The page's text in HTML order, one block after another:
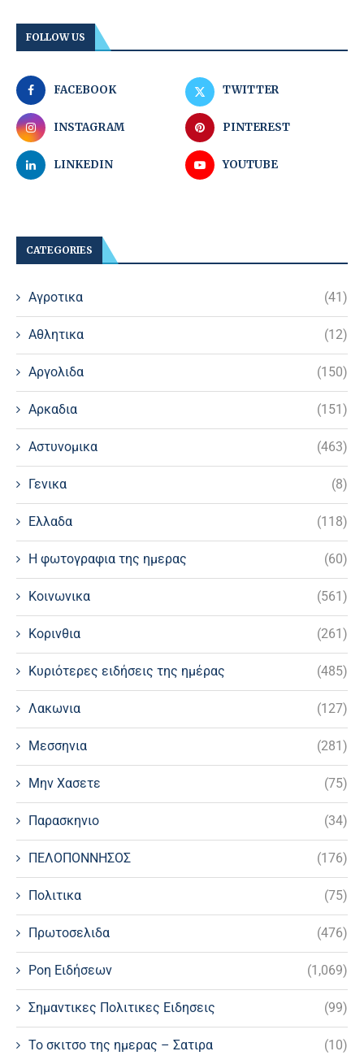
FOLLOW US
FACEBOOK TWITTER
INSTAGRAM PINTEREST
LINKEDIN YOUTUBE
CATEGORIES
Αγροτικα (41)
Αθλητικα (12)
Αργολιδα (150)
Αρκαδια (151)
Αστυνομικα (463)
Γενικα (8)
Ελλαδα (118)
Η φωτογραφια της ημερας (60)
Κοινωνικα (561)
Κορινθια (261)
Κυριότερες ειδήσεις της ημέρας (485)
Λακωνια (127)
Μεσσηνια (281)
Μην Χασετε (75)
Παρασκηνιο (34)
ΠΕΛΟΠΟΝΝΗΣΟΣ (176)
Πολιτικα (75)
Πρωτοσελιδα (476)
Ροη Ειδήσεων (1,069)
Σημαντικες Πολιτικες Ειδησεις (99)
Το σκιτσο της ημερας – Σατιρα (10)